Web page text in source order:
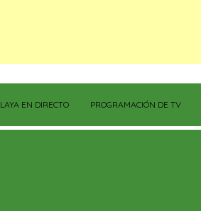
EN DIRECTO PROGRAMACIÓN DE TV